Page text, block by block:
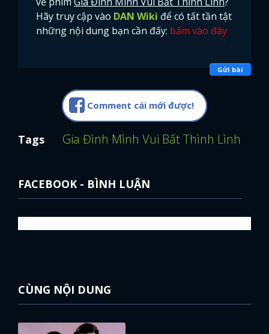
FACEBOOK GOOGLE
Hãy truy cập vào DAN Wiki để có tất tần tật
những nội dung bạn cần đấy: bấm vào đây
Gửi bài
Comment cái mới được!
Tags Gia Đình Mình Vui Bất Thình Lình
FACEBOOK - BÌNH LUẬN
CÙNG NỘI DUNG